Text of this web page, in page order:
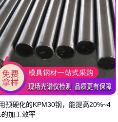
预硬化的KPM30钢，能提高20%~4
的加工效率